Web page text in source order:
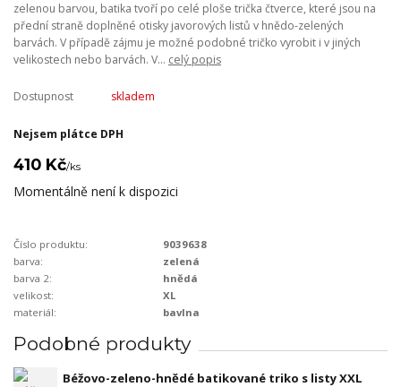
zelenou barvou, batika tvoří po celé ploše trička čtverce, které jsou na
přední straně doplněné otisky javorových listů v hnědo-zelených
barvách. V případě zájmu je možné podobné tričko vyrobit i v jiných
velikostech nebo barvách. V... celý popis
Dostupnost skladem
Nejsem plátce DPH
410 Kč/ks
Momentálně není k dispozici
Číslo produktu:
9039638
barva:
zelená
barva 2:
hnědá
velikost:
XL
materiál:
bavlna
Podobné produkty
Béžovo-zeleno-hnědé batikované triko s listy XXL